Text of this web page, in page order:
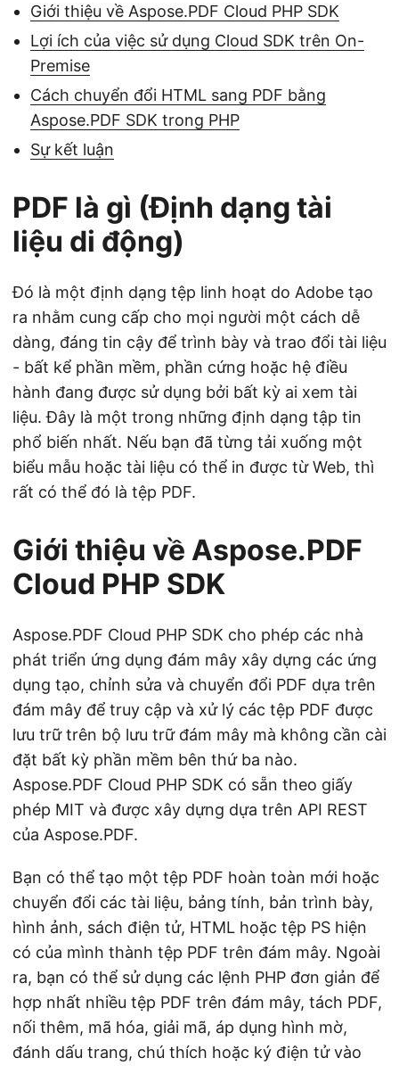
Giới thiệu về Aspose.PDF Cloud PHP SDK
Lợi ích của việc sử dụng Cloud SDK trên On-
Premise
Cách chuyển đổi HTML sang PDF bằng
Aspose.PDF SDK trong PHP
Sự kết luận
PDF là gì (Định dạng tài
liệu di động)
Đó là một định dạng tệp linh hoạt do Adobe tạo
ra nhằm cung cấp cho mọi người một cách dễ
dàng, đáng tin cậy để trình bày và trao đổi tài liệu
- bất kể phần mềm, phần cứng hoặc hệ điều
hành đang được sử dụng bởi bất kỳ ai xem tài
liệu. Đây là một trong những định dạng tập tin
phổ biến nhất. Nếu bạn đã từng tải xuống một
biểu mẫu hoặc tài liệu có thể in được từ Web, thì
rất có thể đó là tệp PDF.
Giới thiệu về Aspose.PDF
Cloud PHP SDK
Aspose.PDF Cloud PHP SDK cho phép các nhà
phát triển ứng dụng đám mây xây dựng các ứng
dụng tạo, chỉnh sửa và chuyển đổi PDF dựa trên
đám mây để truy cập và xử lý các tệp PDF được
lưu trữ trên bộ lưu trữ đám mây mà không cần cài
đặt bất kỳ phần mềm bên thứ ba nào.
Aspose.PDF Cloud PHP SDK có sẵn theo giấy
phép MIT và được xây dựng dựa trên API REST
của Aspose.PDF.
Bạn có thể tạo một tệp PDF hoàn toàn mới hoặc
chuyển đổi các tài liệu, bảng tính, bản trình bày,
hình ảnh, sách điện tử, HTML hoặc tệp PS hiện
có của mình thành tệp PDF trên đám mây. Ngoài
ra, bạn có thể sử dụng các lệnh PHP đơn giản để
hợp nhất nhiều tệp PDF trên đám mây, tách PDF,
nối thêm, mã hóa, giải mã, áp dụng hình mờ,
đánh dấu trang, chú thích hoặc ký điện tử vào